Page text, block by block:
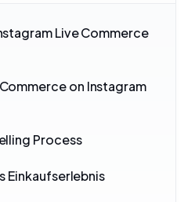
Live Commerce
on Instagram
Process
Einkaufserlebnis